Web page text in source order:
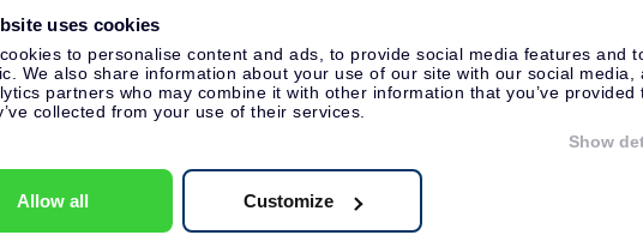
uses cookies
to personalise content and ads, to provide social media features and
We also share information about your use of our site with our social media,
partners who may combine it with other information that you’ve provided
collected from your use of their services.
Show
Allow all Customize
VAT: NL 8538.62.722B01